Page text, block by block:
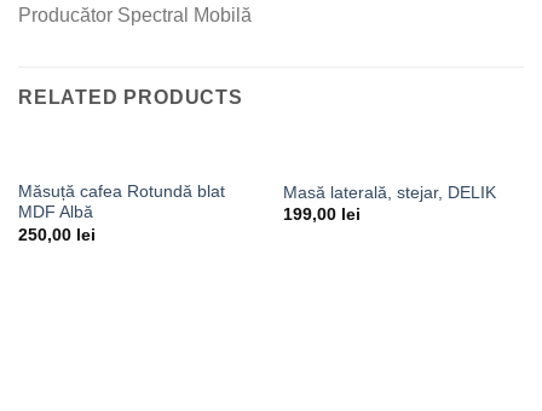
Producător Spectral Mobilă
RELATED PRODUCTS
Măsuță cafea Rotundă blat
MDF Albă
250,00 lei
Masă laterală, stejar, DELIK
199,00 lei